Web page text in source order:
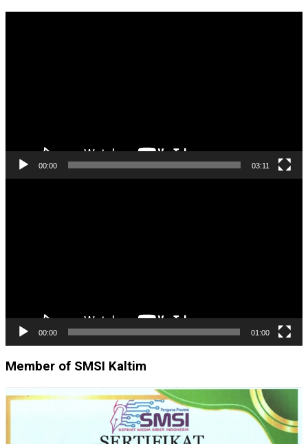
00:00 03:11
00:00 01:00
Member of SMSI Kaltim